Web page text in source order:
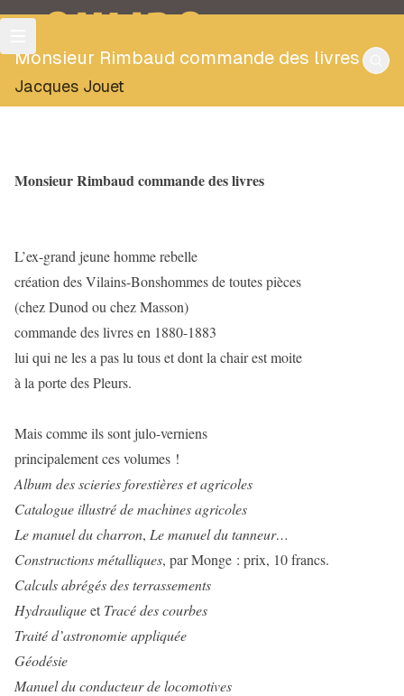
OULIPO
Monsieur Rimbaud commande des livres
Jacques Jouet
Monsieur Rimbaud commande des livres
L’ex-grand jeune homme rebelle
création des Vilains-Bonshommes de toutes pièces
(chez Dunod ou chez Masson)
commande des livres en 1880-1883
lui qui ne les a pas lu tous et dont la chair est moite
à la porte des Pleurs.
Mais comme ils sont julo-verniens
principalement ces volumes !
Album des scieries forestières et agricoles
Catalogue illustré de machines agricoles
Le manuel du charron, Le manuel du tanneur…
Constructions métalliques, par Monge : prix, 10 francs.
Calculs abrégés des terrassements
Hydrauliqueet Tracé des courbes
Traité d’astronomie appliquée
Géodésie
Manuel du conducteur de locomotives